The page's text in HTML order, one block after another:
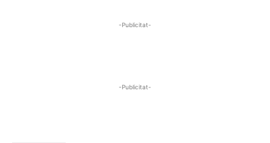
-Publicitat-
-Publicitat-